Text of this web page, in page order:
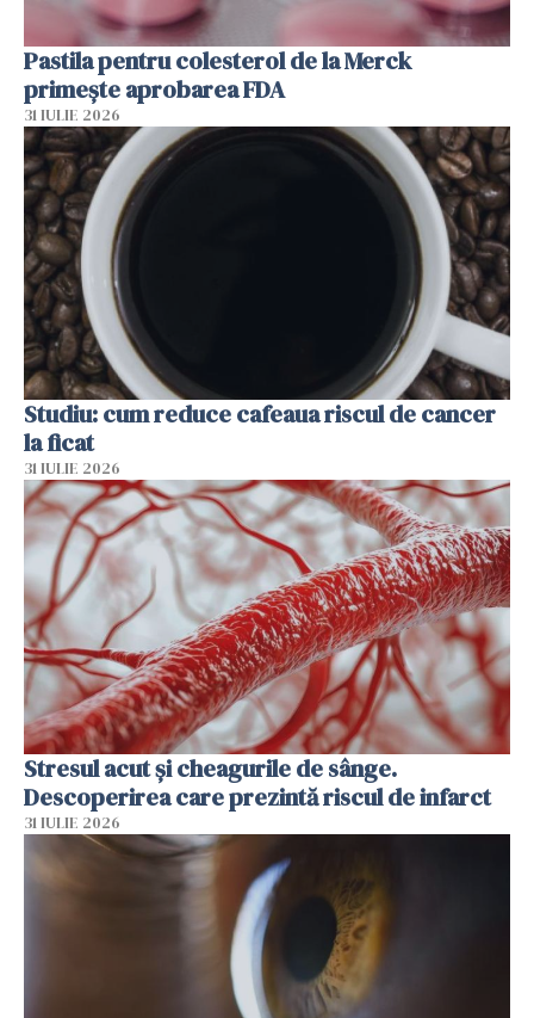
Pastila pentru colesterol de la Merck
primește aprobarea FDA
31 IULIE 2026
Studiu: cum reduce cafeaua riscul de cancer
la ficat
31 IULIE 2026
Stresul acut și cheagurile de sânge.
Descoperirea care prezintă riscul de infarct
31 IULIE 2026